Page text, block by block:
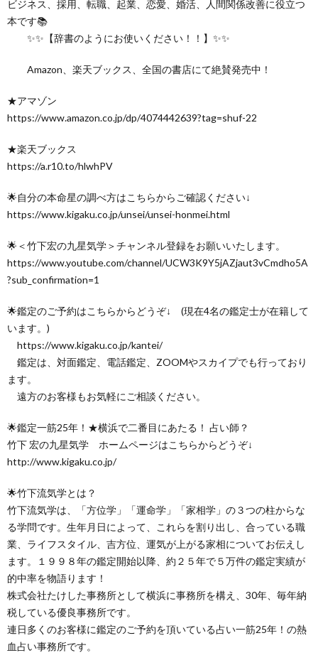
ビジネス、採用、転職、起業、恋愛、婚活、人間関係改善に役立つ
本です📚
✨✨【辞書のようにお使いください！！】✨✨
Amazon、楽天ブックス、全国の書店にて絶賛発売中！
★アマゾン
https://www.amazon.co.jp/dp/4074442639?tag=shuf-22
★楽天ブックス
https://a.r10.to/hlwhPV
🌟自分の本命星の調べ方はこちらからご確認ください↓
https://www.kigaku.co.jp/unsei/unsei-honmei.html
🌟＜竹下宏の九星気学＞チャンネル登録をお願いいたします。
https://www.youtube.com/channel/UCW3K9Y5jAZjaut3vCmdho5A
?sub_confirmation=1
🌟鑑定のご予約はこちらからどうぞ↓ (現在4名の鑑定士が在籍して
います。)
https://www.kigaku.co.jp/kantei/
鑑定は、対面鑑定、電話鑑定、ZOOMやスカイプでも行っており
ます。
遠方のお客様もお気軽にご相談ください。
🌟鑑定一筋25年！★横浜で二番目にあたる！ 占い師？
竹下 宏の九星気学 ホームページはこちらからどうぞ↓
http://www.kigaku.co.jp/
🌟竹下流気学とは？
竹下流気学は、「方位学」「運命学」「家相学」の３つの柱からな
る学問です。生年月日によって、これらを割り出し、合っている職
業、ライフスタイル、吉方位、運気が上がる家相についてお伝えし
ます。１９９８年の鑑定開始以降、約２５年で５万件の鑑定実績が
的中率を物語ります！
株式会社たけした事務所として横浜に事務所を構え、30年、毎年納
税している優良事務所です。
連日多くのお客様に鑑定のご予約を頂いている占い一筋25年！の熱
血占い事務所です。